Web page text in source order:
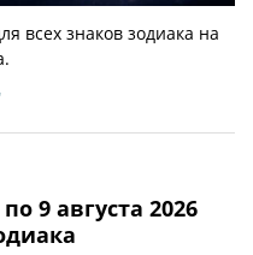
всех знаков зодиака на
9 августа 2026